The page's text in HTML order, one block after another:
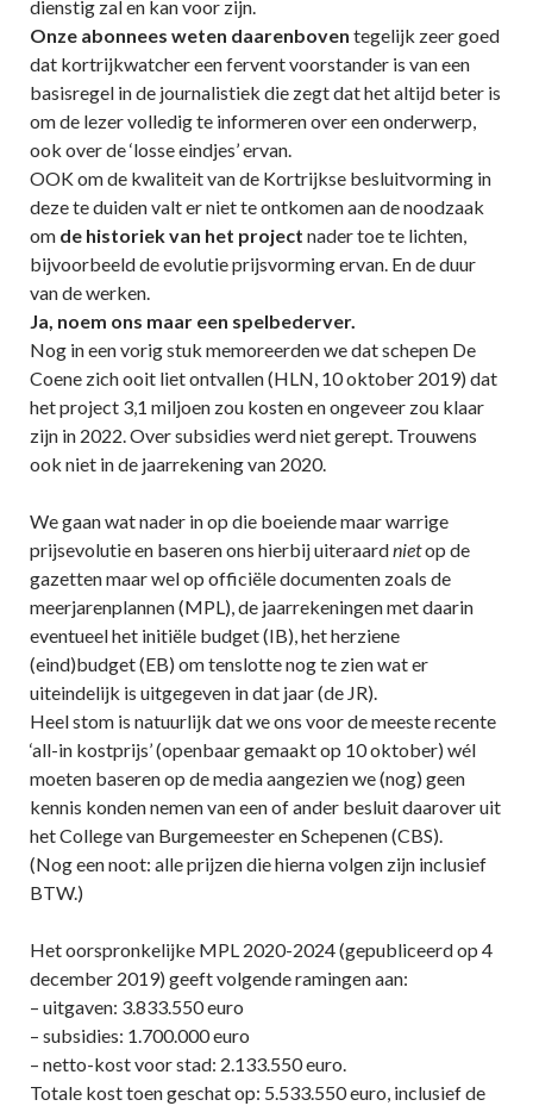
dienstig zal en kan voor zijn.
Onze abonnees weten daarenboven tegelijk zeer goed
dat kortrijkwatcher een fervent voorstander is van een
basisregel in de journalistiek die zegt dat het altijd beter is
om de lezer volledig te informeren over een onderwerp,
ook over de ‘losse eindjes’ ervan.
OOK om de kwaliteit van de Kortrijkse besluitvorming in
deze te duiden valt er niet te ontkomen aan de noodzaak
om de historiek van het project nader toe te lichten,
bijvoorbeeld de evolutie prijsvorming ervan. En de duur
van de werken.
Ja, noem ons maar een spelbederver.
Nog in een vorig stuk memoreerden we dat schepen De
Coene zich ooit liet ontvallen (HLN, 10 oktober 2019) dat
het project 3,1 miljoen zou kosten en ongeveer zou klaar
zijn in 2022. Over subsidies werd niet gerept. Trouwens
ook niet in de jaarrekening van 2020.
We gaan wat nader in op die boeiende maar warrige
prijsevolutie en baseren ons hierbij uiteraardnietop de
gazetten maar wel op officiële documenten zoals de
meerjarenplannen (MPL), de jaarrekeningen met daarin
eventueel het initiële budget (IB), het herziene
(eind)budget (EB) om tenslotte nog te zien wat er
uiteindelijk is uitgegeven in dat jaar (de JR).
Heel stom is natuurlijk dat we ons voor de meeste recente
‘all-in kostprijs’ (openbaar gemaakt op 10 oktober) wél
moeten baseren op de media aangezien we (nog) geen
kennis konden nemen van een of ander besluit daarover uit
het College van Burgemeester en Schepenen (CBS).
(Nog een noot: alle prijzen die hierna volgen zijn inclusief
BTW.)
Het oorspronkelijke MPL 2020-2024 (gepubliceerd op 4
december 2019) geeft volgende ramingen aan:
– uitgaven: 3.833.550 euro
– subsidies: 1.700.000 euro
– netto-kost voor stad: 2.133.550 euro.
Totale kost toen geschat op: 5.533.550 euro, inclusief de